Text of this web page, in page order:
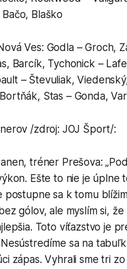
Blaško
Ves: Godla – Groch,
Barcík, Tychonick –
– Števuliak,
Stas – Gonda,
/zdroj: JOJ Šport/:
tréner Prešova:
Ešte to nie je úplne
postupne sa k tomu
gólov, ale myslím si,
Toto víťazstvo je
sa na
zápas. Vyhrali sme tri